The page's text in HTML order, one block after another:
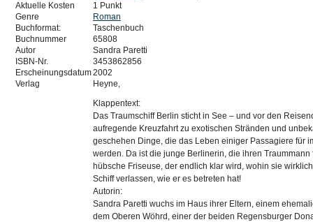
Aktuelle Kosten
1 Punkt
Genre
Roman
Buchformat:
Taschenbuch
Buchnummer
65808
Autor
Sandra Paretti
ISBN-Nr.
3453862856
Erscheinungsdatum2002
Verlag
Heyne,
Klappentext:
Das Traumschiff Berlin sticht in See – und vor den
aufregende Kreuzfahrt zu exotischen Stränden und
geschehen Dinge, die das Leben einiger Passagiere für
werden. Da ist die junge Berlinerin, die ihren Traummann
hübsche Friseuse, der endlich klar wird, wohin sie
Schiff verlassen, wie er es betreten hat!
Autorin:
Sandra Paretti wuchs im Haus ihrer Eltern, einem
dem Oberen Wöhrd, einer der beiden Regensburger